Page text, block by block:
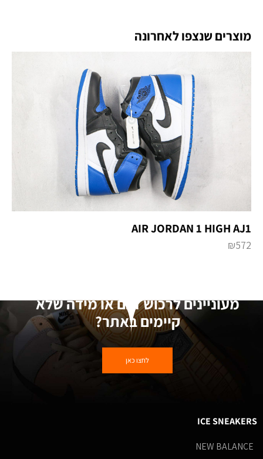
מוצרים שנצפו לאחרונה
AIR JORDAN 1 HIGH AJ1
₪572
מעוניינים לרכוש דגם או מידה שלא
קיימים באתר?
לחצו כאן
ICE SNEAKERS
NEW BALANCE